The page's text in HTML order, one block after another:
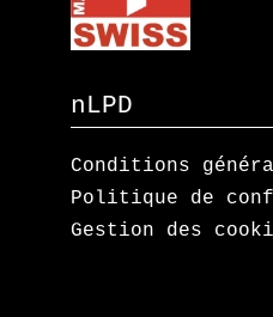
nLPD
Conditions
Politique de
Gestion des